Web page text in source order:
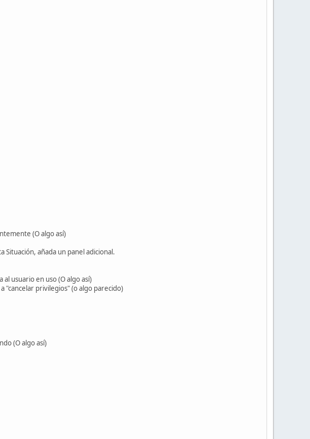
(O algo así)
Situación, añada un panel adicional.
usuario en uso (O algo así)
"cancelar privilegios" (o algo parecido)
(O algo así)